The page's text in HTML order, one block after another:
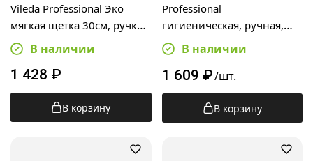
Vileda Professional Эко
мягкая щетка 30см, ручка
Контракт 138см
В наличии
1 428 ₽
В корзину
Professional
гигиеническая, ручная,
145874В наличии
1 609 ₽/шт.
В корзину